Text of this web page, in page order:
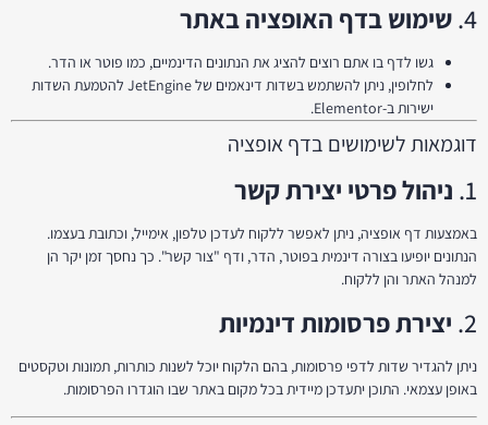
4. שימוש בדף האופציה באתר
גשו לדף בו אתם רוצים להציג את הנתונים הדינמיים, כמו פוטר או הדר.
לחלופין, ניתן להשתמש בשדות דינאמים של JetEngine להטמעת השדות
ישירות ב-Elementor.
דוגמאות לשימושים בדף אופציה
1. ניהול פרטי יצירת קשר
באמצעות דף אופציה, ניתן לאפשר ללקוח לעדכן טלפון, אימייל, וכתובת בעצמו.
הנתונים יופיעו בצורה דינמית בפוטר, הדר, ודף "צור קשר". כך נחסך זמן יקר הן
למנהל האתר והן ללקוח.
2. יצירת פרסומות דינמיות
ניתן להגדיר שדות לדפי פרסומות, בהם הלקוח יוכל לשנות כותרות, תמונות וטקסטים
באופן עצמאי. התוכן יתעדכן מיידית בכל מקום באתר שבו הוגדרו הפרסומות.